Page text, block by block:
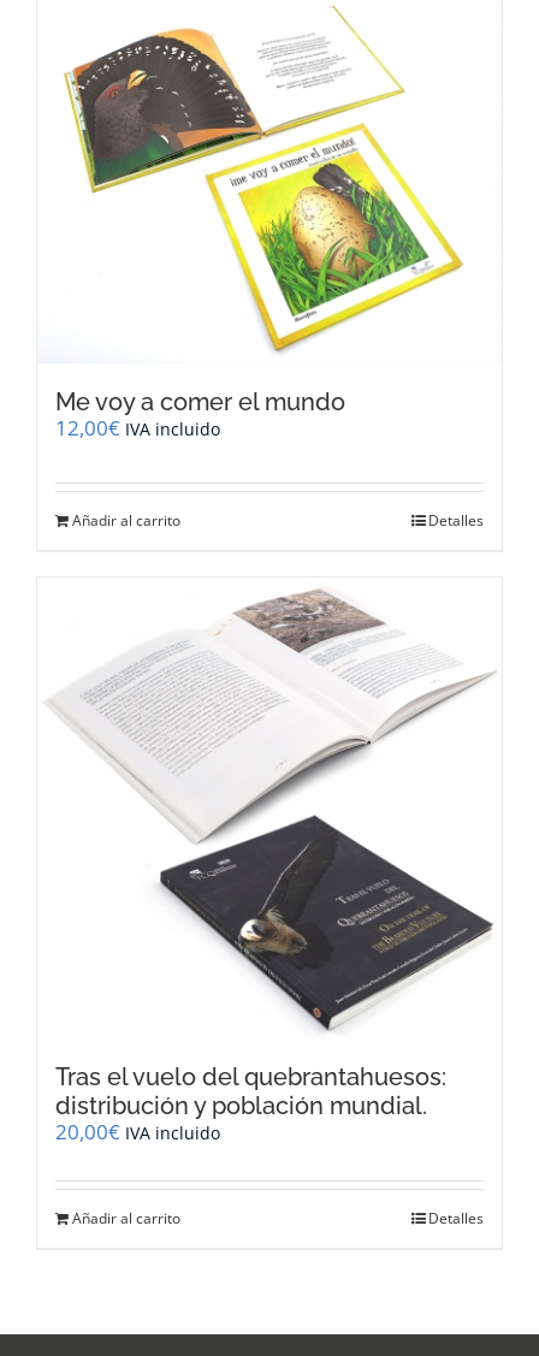
Me voy a comer el mundo
12,00€ IVA incluido
Añadir al carrito Detalles
Tras el vuelo del quebrantahuesos:
distribución y población mundial.
20,00€ IVA incluido
Añadir al carrito Detalles